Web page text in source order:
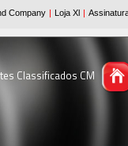
Classificados CM